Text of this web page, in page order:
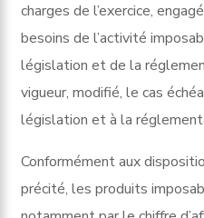
charges de l’exercice,
besoins de l’activité
législation et de la
vigueur, modifié, le cas
législation et à la
Conformément aux
précité, les produits